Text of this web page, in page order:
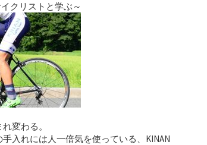
クリストと学ぶ～
変わる。
入れには人一倍気を使っている、KINAN